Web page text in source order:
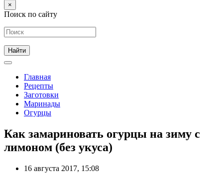
×
Поиск по сайту
Главная
Рецепты
Заготовки
Маринады
Огурцы
Как замариновать огурцы на зиму с
лимоном (без укуса)
16 августа 2017, 15:08